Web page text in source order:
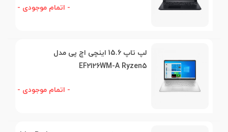
- اتمام موجودی -
لپ تاپ 15.6 اینچی اچ پی مدل
EF2126WM-A Ryzen5
- اتمام موجودی -